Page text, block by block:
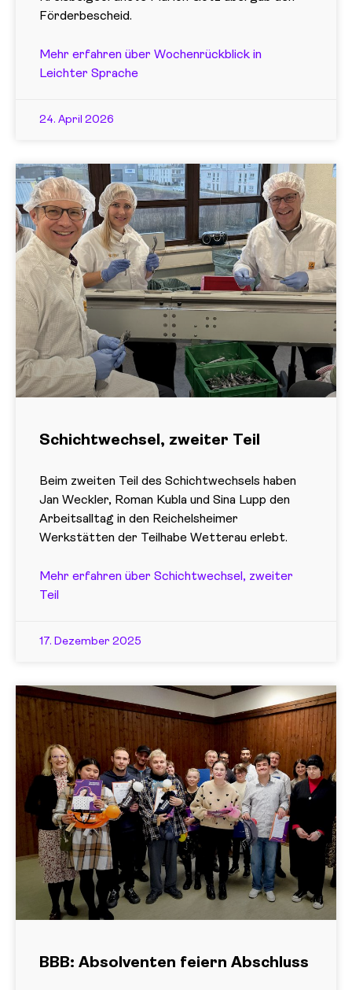
Förderbescheid.
Mehr erfahren über Wochenrückblick in
Leichter Sprache
24. April 2026
Schichtwechsel, zweiter Teil
Beim zweiten Teil des Schichtwechsels haben
Jan Weckler, Roman Kubla und Sina Lupp den
Arbeitsalltag in den Reichelsheimer
Werkstätten der Teilhabe Wetterau erlebt.
Mehr erfahren über Schichtwechsel, zweiter
Teil
17. Dezember 2025
BBB: Absolventen feiern Abschluss